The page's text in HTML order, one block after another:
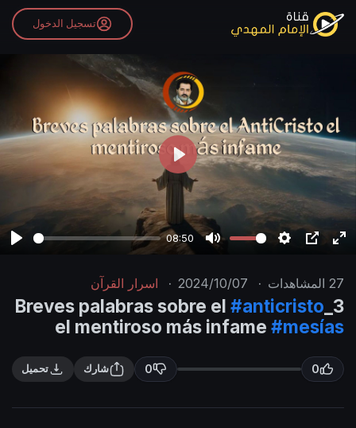
تسجيل الدخول
a
08:50
u
t
e
t
t
s
P
n
t
e
f
l
P
a
y
27 المشاهدات ·
2024/10/07
· اسرار القرآن
3_Breves palabras sobre el
#anticristo
el mentiroso más infame #mesías
0
0 شارك تحميل